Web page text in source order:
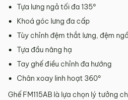
Tựa lưng ngả tối đa 135°
Khoá góc lưng đa cấp
Tùy chỉnh đệm thắt lưng, đệm
Tựa đầu nâng hạ
Tay ghế điều chỉnh đa hướng
Chân xoay linh hoạt 360°
Ghế FM115AB là lựa chọn lý tưởng